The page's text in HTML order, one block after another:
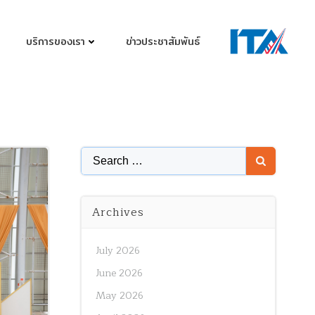
บริการของเรา ข่าวประชาสัมพันธ์
Search
for:
Archives
July 2026
June 2026
May 2026